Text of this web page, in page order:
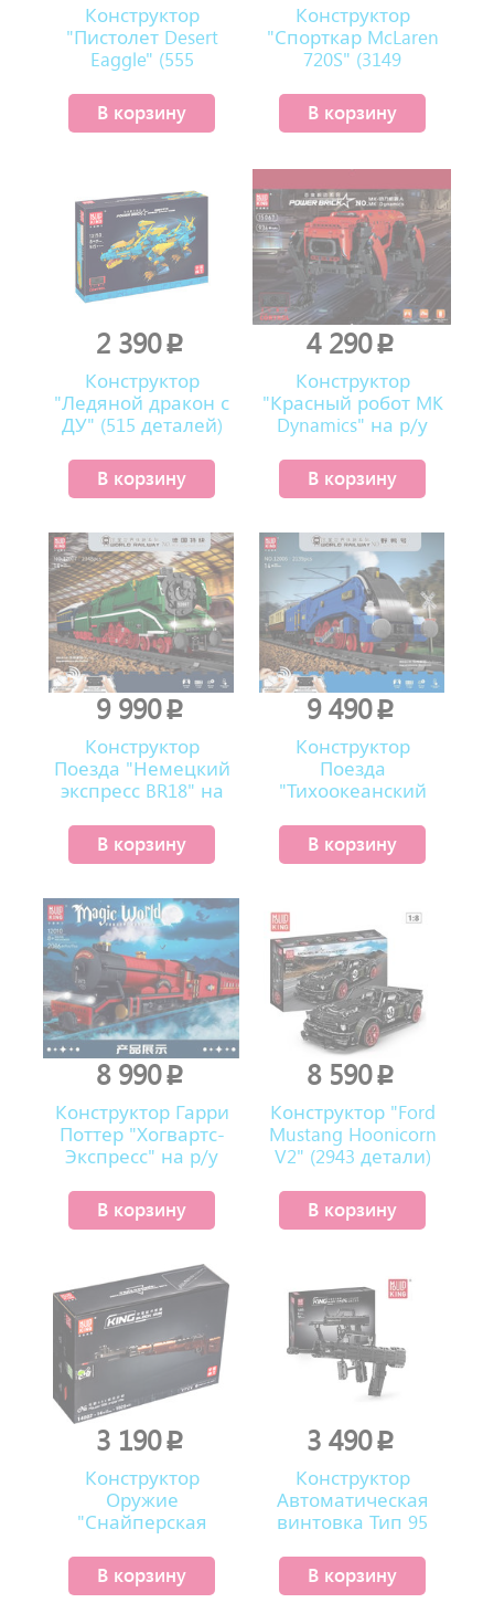
Конструктор
"Пистолет Desert
Eaggle" (555
В корзину
Конструктор
"Спорткар McLaren
720S" (3149
В корзину
2 390p
Конструктор
"Ледяной дракон с
ДУ" (515 деталей)
В корзину
4 290p
Конструктор
"Красный робот MK
Dynamics" на р/у
В корзину
9 990p
Конструктор
Поезда "Немецкий
экспресс BR18" на
В корзину
9 490p
Конструктор
Поезда
"Тихоокеанский
р/у (2139 деталей)
В корзину
8 990p
Конструктор Гарри
Поттер "Хогвартс-
Экспресс" на р/у
В корзину
8 590p
Конструктор "Ford
Mustang Hoonicorn
V2" (2943 детали)
В корзину
3 190p
Конструктор
Оружие
"Снайперская
98K" (1025 деталей)
В корзину
3 490p
Конструктор
Автоматическая
винтовка Тип 95
В корзину